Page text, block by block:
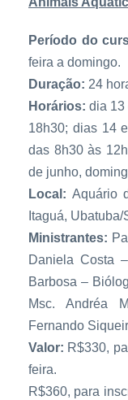
Período do
feira a domingo.
Duração: 24
Horários: dia 13
18h30; dias 14
das 8h30 às
de junho,
Local: Aquário
Itaguá,
Ministrantes:
Daniela Costa
Barbosa –
Msc. Andréa
Fernando
Valor: R$330,
feira.
R$360, para